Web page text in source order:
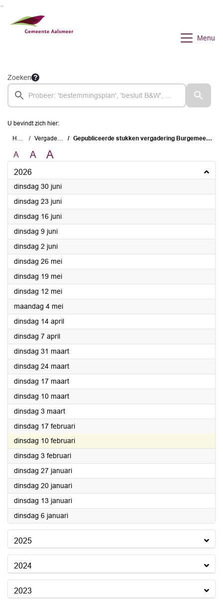
Menu
Zoeken
U bevindt zich hier:
Home Vergaderingen Gepubliceerde stukken vergadering Burgemeester en Wethouders
A A A
2026
dinsdag 30 juni2026
dinsdag 23 juni2026
dinsdag 16 juni2026
dinsdag 9 juni2026
dinsdag 2 juni2026
dinsdag 26 mei2026
dinsdag 19 mei2026
dinsdag 12 mei2026
maandag 4 mei2026
dinsdag 14 april2026
dinsdag 7 april2026
dinsdag 31 maart2026
dinsdag 24 maart2026
dinsdag 17 maart2026
dinsdag 10 maart2026
dinsdag 3 maart2026
dinsdag 17 februari2026
dinsdag 10 februari2026
dinsdag 3 februari2026
dinsdag 27 januari2026
dinsdag 20 januari2026
dinsdag 13 januari2026
dinsdag 6 januari2026
2025
2024
2023